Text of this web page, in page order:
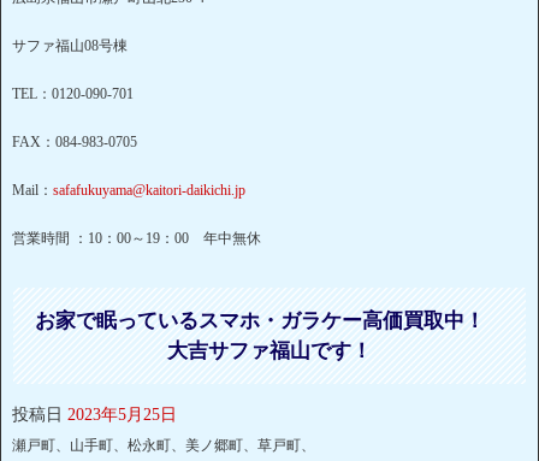
サファ福山08号棟
TEL：0120-090-701
FAX：084-983-0705
Mail： safafukuyama@kaitori-daikichi.jp
営業時間 ：10：00～19：00 年中無休
お家で眠っているスマホ・ガラケー高価買取中！
大吉サファ福山です！
投稿日 2023年5月25日
瀬戸町、山手町、松永町、美ノ郷町、草戸町、